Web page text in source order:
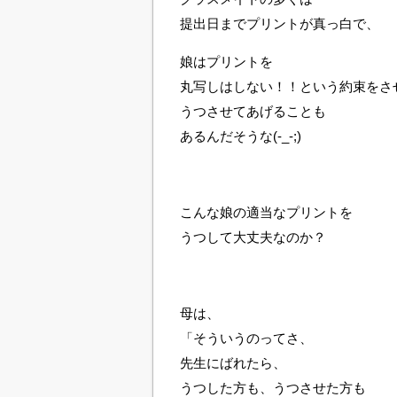
提出日までプリントが真っ白で、
娘はプリントを
丸写しはしない！！という約束をさ
うつさせてあげることも
あるんだそうな(-_-;)
こんな娘の適当なプリントを
うつして大丈夫なのか？
母は、
「そういうのってさ、
先生にばれたら、
うつした方も、うつさせた方も